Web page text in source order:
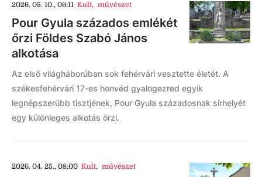
2026. 05. 10., 06:11 Kult, művészet
Pour Gyula százados emlékét
őrzi Földes Szabó János
alkotása
Az első világháborúban sok fehérvári vesztette életét. A
székesfehérvári 17-es honvéd gyalogezred egyik
legnépszerűbb tisztjének, Pour Gyula századosnak sírhelyét
egy különleges alkotás őrzi.
2026. 04. 25., 08:00 Kult, művészet